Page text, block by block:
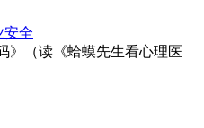
安全
》（读《蛤蟆先生看心理医